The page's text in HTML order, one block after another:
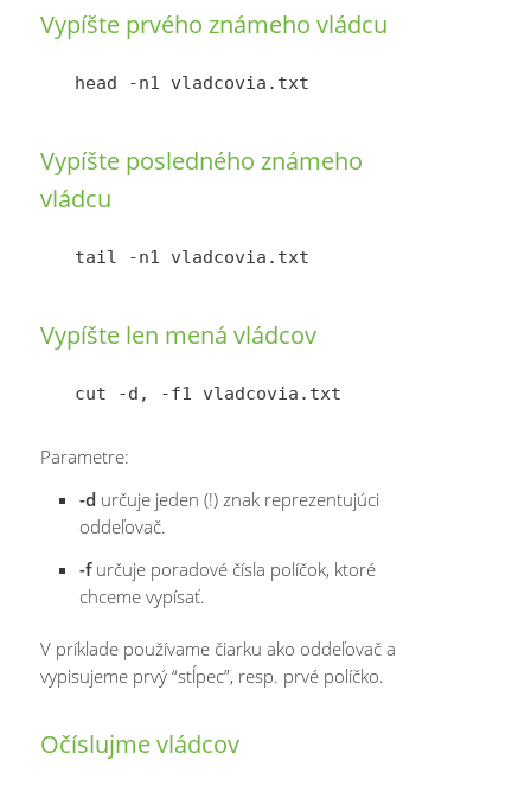
Vypíšte prvého známeho vládcu
Vypíšte posledného známeho
vládcu
Vypíšte len mená vládcov
Parametre:
-d určuje jeden (!) znak reprezentujúci
oddeľovač.
-furčuje poradové čísla políčok, ktoré
chceme vypísať.
V príklade používame čiarku ako oddeľovač a
vypisujeme prvý “stĺpec”, resp. prvé políčko.
Očíslujme vládcov